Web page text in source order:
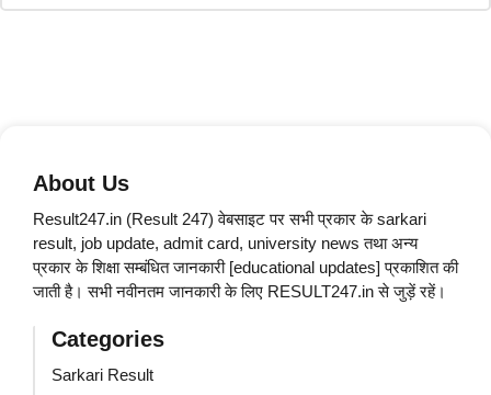
About Us
Result247.in (Result 247) वेबसाइट पर सभी प्रकार के sarkari
result, job update, admit card, university news तथा अन्य
प्रकार के शिक्षा सम्बंधित जानकारी [educational updates] प्रकाशित की
जाती है। सभी नवीनतम जानकारी के लिए RESULT247.in से जुड़ें रहें।
Categories
Sarkari Result